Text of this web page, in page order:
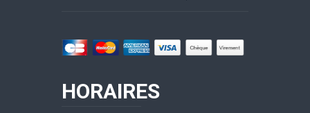
HORAIRES